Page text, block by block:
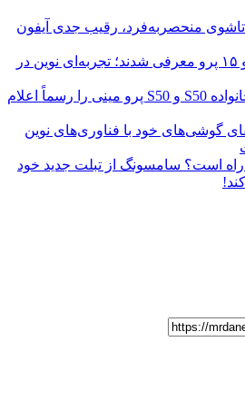
منحصربه‌فرد، رقیب جدی آیفون
هواوی نوا ۱۵ اولترا و ۱۵ پرو معرفی شدند؛ تجربه‌ای نوین در
ویوو تاریخ رونمایی خانواده S50 و S50 پرو مینی را رسماً اعلام
گوشی‌های خود با فناوری‌های نوین
راه است؟ سامسونگ از تبلت جدید خود